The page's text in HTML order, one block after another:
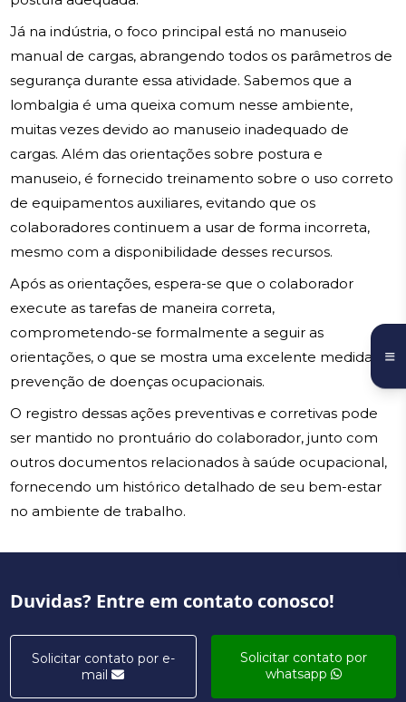
Já na indústria, o foco principal está no manuseio
manual de cargas, abrangendo todos os parâmetros de
segurança durante essa atividade. Sabemos que a
lombalgia é uma queixa comum nesse ambiente,
muitas vezes devido ao manuseio inadequado de
cargas. Além das orientações sobre postura e
manuseio, é fornecido treinamento sobre o uso correto
de equipamentos auxiliares, evitando que os
colaboradores continuem a usar de forma incorreta,
mesmo com a disponibilidade desses recursos.
Após as orientações, espera-se que o colaborador
execute as tarefas de maneira correta,
comprometendo-se formalmente a seguir as
orientações, o que se mostra uma excelente medida de
prevenção de doenças ocupacionais.
O registro dessas ações preventivas e corretivas pode
ser mantido no prontuário do colaborador, junto com
outros documentos relacionados à saúde ocupacional,
fornecendo um histórico detalhado de seu bem-estar
no ambiente de trabalho.
Duvidas? Entre em contato conosco!
Solicitar contato por e-
mail
Solicitar contato por
whatsapp